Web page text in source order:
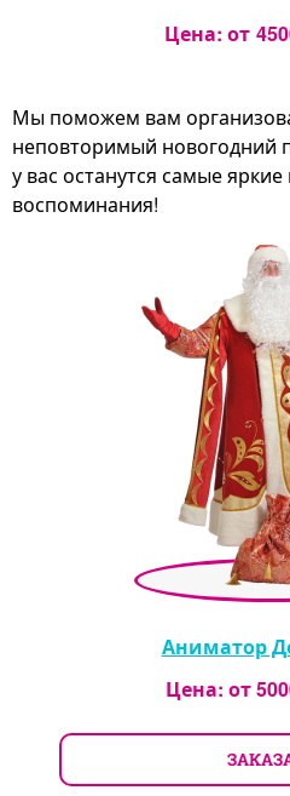
Цена: от
Мы поможем вам
неповторимый новогодний
у вас останутся самые
воспоминания!
Аниматор
Цена: от